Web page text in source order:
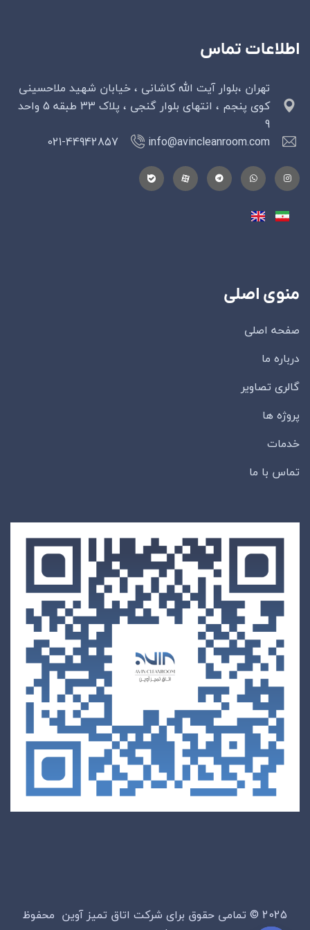
اطلاعات تماس
تهران ،بلوار آیت الله کاشانی ، خیابان شهید ملاحسینی
کوی پنجم ، انتهای بلوار گنجی ، پلاک 33 طبقه 5 واحد
9
info@avincleanroom.com
021-44942857
منوی اصلی
صفحه اصلی
درباره ما
گالری تصاویر
پروژه ها
خدمات
تماس با ما
2025 © تمامی حقوق برای شرکت اتاق تمیز آوین محفوظ